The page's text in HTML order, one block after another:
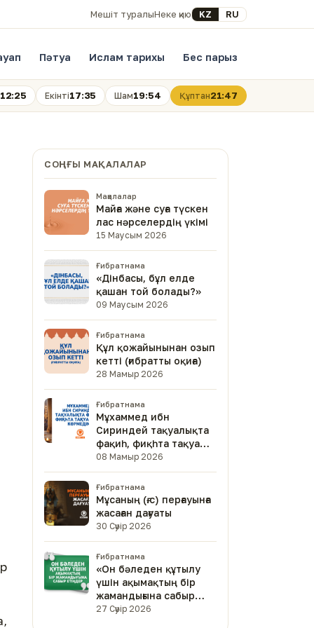
Мешіт туралыНеке қиюSelect your language
KZ RU
Пәтуа Ислам тарихы Бес парыз
12:25 Екінті17:35 Шам19:54 Құптан21:47
СОҢҒЫ МАҚАЛАЛАР
Мақалалар
Майға және суға түскен
лас нәрселердің үкімі
15 Маусым 2026
Ғибратнама
«Дінбасы, бұл елде
қашан той болады?»
09 Маусым 2026
Ғибратнама
Құл қожайынынан озып
кетті (ғибратты оқиға)
28 Мамыр 2026
Ғибратнама
Мұхаммед ибн
Сириндей тақуалықта
фақиһ, фиқһта тақуа
адам көрмедім
08 Мамыр 2026
Ғибратнама
Мұсаның (ғ.с) перғауынға
жасаған дағуаты
30 Сәуір 2026
Ғибратнама
«Он бәледен құтылу
үшін ақымақтың бір
жамандығына сабыр
етіңдер»
27 Сәуір 2026